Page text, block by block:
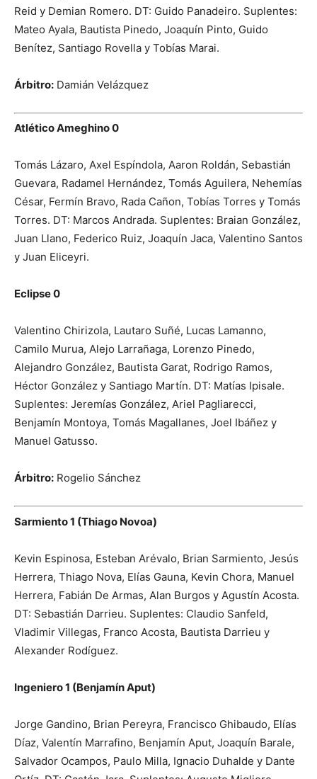
Reid y Demian Romero. DT: Guido Panadeiro. Suplentes:
Mateo Ayala, Bautista Pinedo, Joaquín Pinto, Guido
Benítez, Santiago Rovella y Tobías Marai.
Árbitro: Damián Velázquez
Atlético Ameghino 0
Tomás Lázaro, Axel Espíndola, Aaron Roldán, Sebastián
Guevara, Radamel Hernández, Tomás Aguilera, Nehemías
César, Fermín Bravo, Rada Cañon, Tobías Torres y Tomás
Torres. DT: Marcos Andrada. Suplentes: Braian González,
Juan Llano, Federico Ruiz, Joaquín Jaca, Valentino Santos
y Juan Eliceyri.
Eclipse 0
Valentino Chirizola, Lautaro Suñé, Lucas Lamanno,
Camilo Murua, Alejo Larrañaga, Lorenzo Pinedo,
Alejandro González, Bautista Garat, Rodrigo Ramos,
Héctor González y Santiago Martín. DT: Matías Ipisale.
Suplentes: Jeremías González, Ariel Pagliarecci,
Benjamín Montoya, Tomás Magallanes, Joel Ibáñez y
Manuel Gatusso.
Árbitro: Rogelio Sánchez
Sarmiento 1 (Thiago Novoa)
Kevin Espinosa, Esteban Arévalo, Brian Sarmiento, Jesús
Herrera, Thiago Nova, Elías Gauna, Kevin Chora, Manuel
Herrera, Fabián De Armas, Alan Burgos y Agustín Acosta.
DT: Sebastián Darrieu. Suplentes: Claudio Sanfeld,
Vladimir Villegas, Franco Acosta, Bautista Darrieu y
Alexander Rodíguez.
Ingeniero 1 (Benjamín Aput)
Jorge Gandino, Brian Pereyra, Francisco Ghibaudo, Elías
Díaz, Valentín Marrafino, Benjamín Aput, Joaquín Barale,
Salvador Ocampos, Paulo Milla, Ignacio Duhalde y Dante